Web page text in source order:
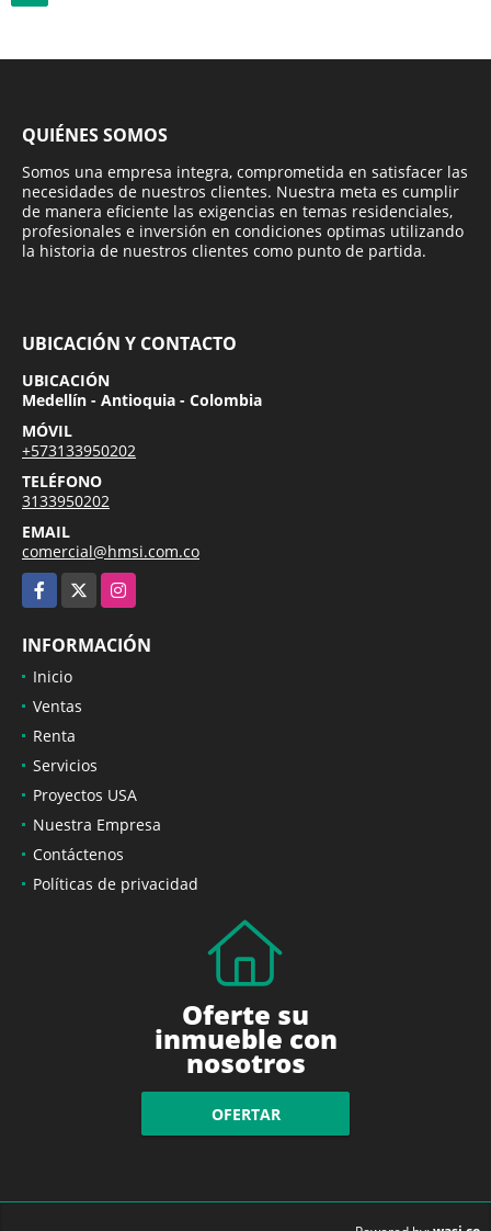
QUIÉNES SOMOS
Somos una empresa integra, comprometida en satisfacer las
necesidades de nuestros clientes. Nuestra meta es cumplir
de manera eficiente las exigencias en temas residenciales,
profesionales e inversión en condiciones optimas utilizando
la historia de nuestros clientes como punto de partida.
UBICACIÓN Y CONTACTO
UBICACIÓN
Medellín - Antioquia - Colombia
MÓVIL
+573133950202
TELÉFONO
3133950202
EMAIL
comercial@hmsi.com.co
Facebook
Instagram
INFORMACIÓN
Inicio
Ventas
Renta
Servicios
Proyectos USA
Nuestra Empresa
Contáctenos
Políticas de privacidad
Oferte su
inmueble con
nosotros
OFERTAR